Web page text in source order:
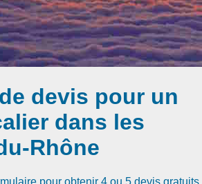
devis pour un
dans les
Rhône
pour obtenir 4 ou 5 devis gratuits